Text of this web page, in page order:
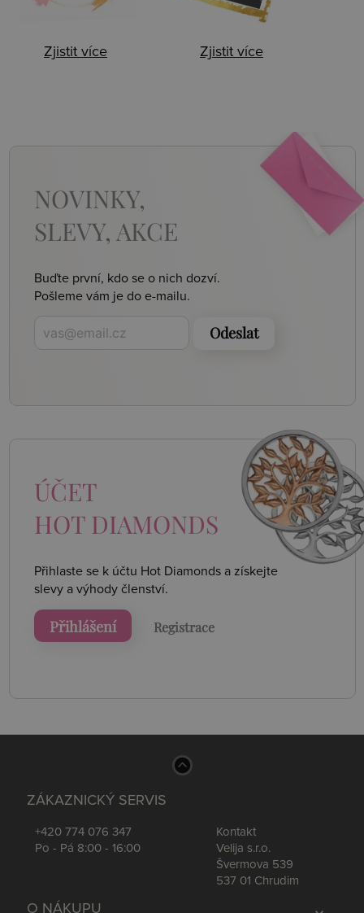
Zjistit více Zjistit více
NOVINKY,
SLEVY, AKCE
Buďte první, kdo se o nich dozví.
Pošleme vám je do e-mailu.
Odeslat
ÚČET
HOT DIAMONDS
Přihlaste se k účtu Hot Diamonds a získejte
slevy a výhody členství.
Přihlášení Registrace
ZÁKAZNICKÝ SERVIS
+420 774 076 347
Po - Pá 8:00 - 16:00
Kontakt
Velija s.r.o.
Švermova 539
537 01 Chrudim
O NÁKUPU